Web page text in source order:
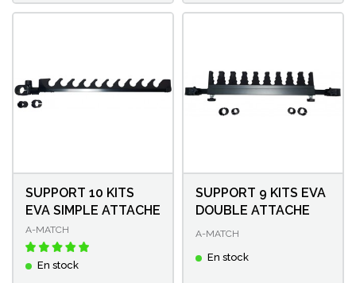
SUPPORT 10 KITS
EVA SIMPLE ATTACHE
A-MATCH
En stock
SUPPORT 9 KITS EVA
DOUBLE ATTACHE
A-MATCH
En stock